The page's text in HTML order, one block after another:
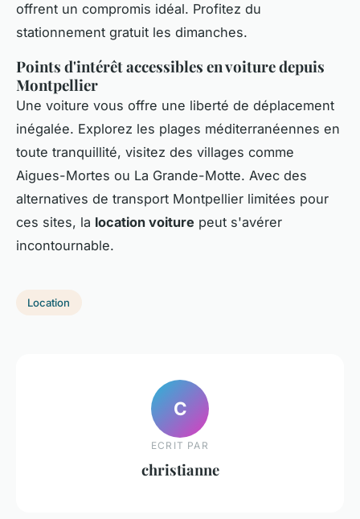
offrent un compromis idéal. Profitez du
stationnement gratuit les dimanches.
Points d'intérêt accessibles en voiture depuis
Montpellier
Une voiture vous offre une liberté de déplacement
inégalée. Explorez les plages méditerranéennes en
toute tranquillité, visitez des villages comme
Aigues-Mortes ou La Grande-Motte. Avec des
alternatives de transport Montpellier limitées pour
ces sites, la location voiture peut s'avérer
incontournable.
Location
C
ECRIT PAR
christianne